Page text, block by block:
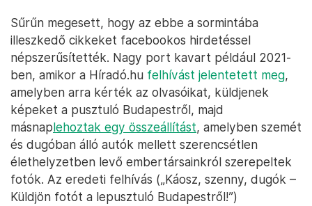
Sűrűn megesett, hogy az ebbe a sormintába
illeszkedő cikkeket facebookos hirdetéssel
népszerűsítették. Nagy port kavart például 2021-
ben, amikor a Híradó.hu felhívást jelentetett meg,
amelyben arra kérték az olvasóikat, küldjenek
képeket a pusztuló Budapestről, majd
másnaplehoztak egy összeállítást, amelyben szemét
és dugóban álló autók mellett szerencsétlen
élethelyzetben levő embertársainkról szerepeltek
fotók. Az eredeti felhívás („Káosz, szenny, dugók –
Küldjön fotót a lepusztuló Budapestről!”)